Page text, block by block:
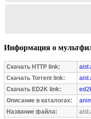
Информация о
Скачать HTTP link:
Скачать Torrent link:
Скачать ED2K link:
Описание в каталогах:
Название файла: